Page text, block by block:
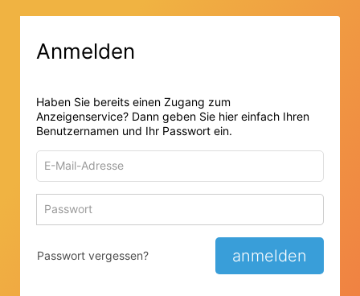
Anmelden
Haben Sie bereits einen Zugang zum
Anzeigenservice? Dann geben Sie hier einfach Ihren
Benutzernamen und Ihr Passwort ein.
Adresse
zum
Anmelden
anmelden
Passwort vergessen?